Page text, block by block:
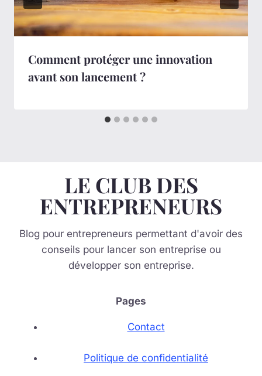
Comment protéger une innovation
avant son lancement ?
LE CLUB DES
ENTREPRENEURS
Blog pour entrepreneurs permettant d'avoir des
conseils pour lancer son entreprise ou
développer son entreprise.
Pages
Contact
Politique de confidentialité